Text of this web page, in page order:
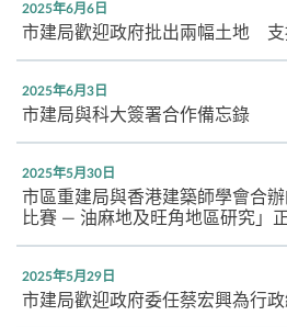
2025年6月6日
市建局歡迎政府批出兩幅土地 支
2025年6月3日
市建局與科大簽署合作備忘錄
2025年5月30日
市區重建局與香港建築師學會合
比賽 — 油麻地及旺角地區研究」
2025年5月29日
市建局歡迎政府委任蔡宏興為行